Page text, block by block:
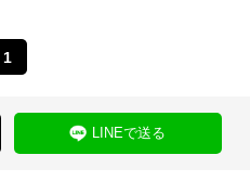
1
LINEで送る